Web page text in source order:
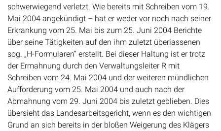
schwerwiegend verletzt. Wie bereits mit Schreiben vom 19.
Mai 2004 angekündigt – hat er weder vor noch nach seiner
Erkrankung vom 25. Mai bis zum 25. Juni 2004 Berichte
über seine Tätigkeiten auf den ihm zuletzt überlassenen
sog. „H-Formularen“ erstellt. Bei dieser Haltung ist er trotz
der Ermahnung durch den Verwaltungsleiter R mit
Schreiben vom 24. Mai 2004 und der weiteren mündlichen
Aufforderung vom 25. Mai 2004 und auch nach der
Abmahnung vom 29. Juni 2004 bis zuletzt geblieben. Dies
übersieht das Landesarbeitsgericht, wenn es den wichtigen
Grund an sich bereits in der bloßen Weigerung des Klägers